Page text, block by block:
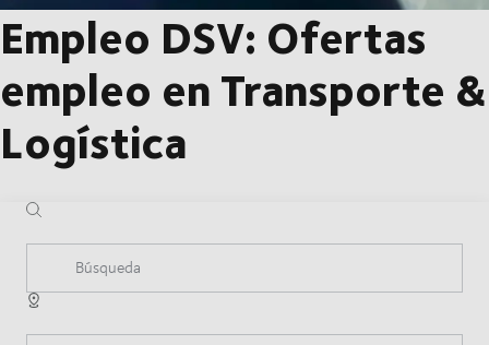
Empleo DSV: Ofertas
empleo en Transporte &
Logística
Búsqueda